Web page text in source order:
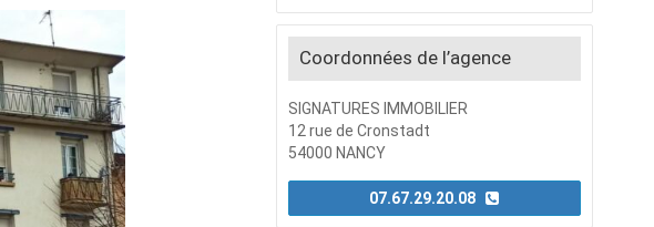
Coordonnées de l’agence
SIGNATURES IMMOBILIER
12 rue de Cronstadt
54000 NANCY
07.67.29.20.08